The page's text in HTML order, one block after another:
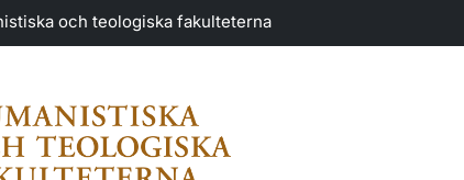
och teologiska fakulteterna